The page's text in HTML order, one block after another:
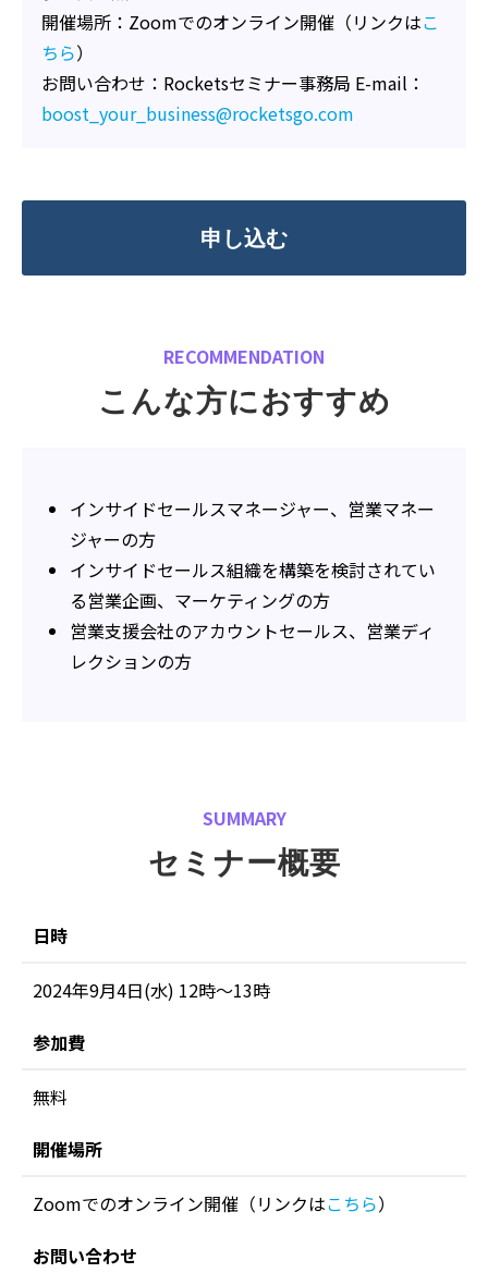
開催場所：Zoomでのオンライン開催（リンクはこ
ちら）
お問い合わせ：Rocketsセミナー事務局 E-mail：
boost_your_business@rocketsgo.com
申し込む
RECOMMENDATION
こんな方におすすめ
インサイドセールスマネージャー、営業マネー
ジャーの方
インサイドセールス組織を構築を検討されてい
る営業企画、マーケティングの方
営業支援会社のアカウントセールス、営業ディ
レクションの方
SUMMARY
セミナー概要
日時
2024年9月4日(水) 12時〜13時
参加費
無料
開催場所
Zoomでのオンライン開催（リンクはこちら）
お問い合わせ